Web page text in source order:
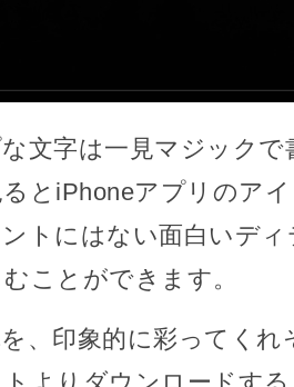
文字は一見マジック
とiPhoneアプリのア
トにはない面白いデ
ことができます。
、印象的に彩ってくれ